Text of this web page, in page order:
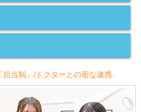
担当制」/ドクターとの密な連携